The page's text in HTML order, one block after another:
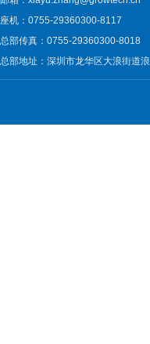
座机：0755-29360300-8117
总部传真：0755-29360300-8018
总部地址：深圳市龙华区大浪街道